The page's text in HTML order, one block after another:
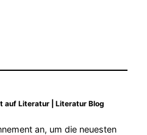
auf Literatur | Literatur Blog
an, um die neuesten